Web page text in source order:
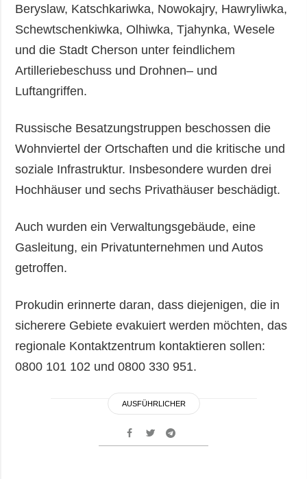
Beryslaw, Katschkariwka, Nowokajry, Hawryliwka,
Schewtschenkiwka, Olhiwka, Tjahynka, Wesele
und die Stadt Cherson unter feindlichem
Artilleriebeschuss und Drohnen– und
Luftangriffen.
Russische Besatzungstruppen beschossen die
Wohnviertel der Ortschaften und die kritische und
soziale Infrastruktur. Insbesondere wurden drei
Hochhäuser und sechs Privathäuser beschädigt.
Auch wurden ein Verwaltungsgebäude, eine
Gasleitung, ein Privatunternehmen und Autos
getroffen.
Prokudin erinnerte daran, dass diejenigen, die in
sicherere Gebiete evakuiert werden möchten, das
regionale Kontaktzentrum kontaktieren sollen:
0800 101 102 und 0800 330 951.
AUSFÜHRLICHER